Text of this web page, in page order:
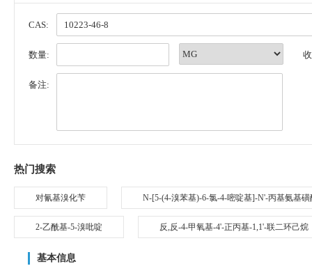
CAS:
数量:
备注:
热门搜索
对氰基溴化苄 N-[5-(4-溴苯基)-6-氯-4-嘧啶基]-N'-丙基氨基磺
2-乙酰基-5-溴吡啶 反,反-4-甲氧基-4'-正丙基-1,1'-联二环己烷
基本信息